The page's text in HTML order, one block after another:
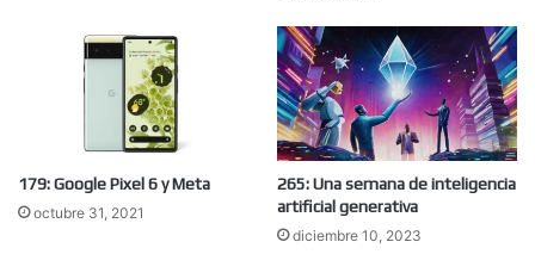
179: Google Pixel 6 y Meta
octubre 31, 2021
265: Una semana de inteligencia
artificial generativa
diciembre 10, 2023